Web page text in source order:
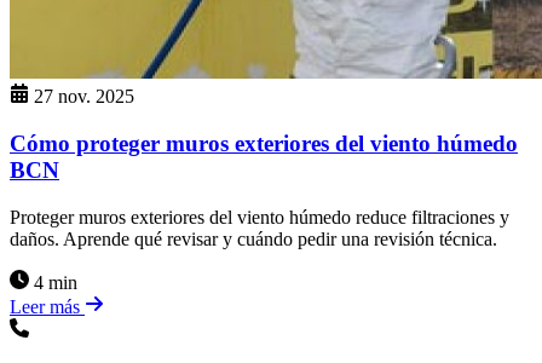
27 nov. 2025
Cómo proteger muros exteriores del viento húmedo
BCN
Proteger muros exteriores del viento húmedo reduce filtraciones y
daños. Aprende qué revisar y cuándo pedir una revisión técnica.
4 min
Leer más